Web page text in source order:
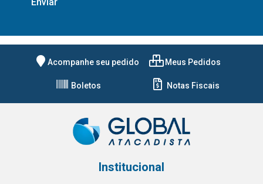
Acompanhe seu pedido Meus Pedidos
Boletos Notas Fiscais
Institucional